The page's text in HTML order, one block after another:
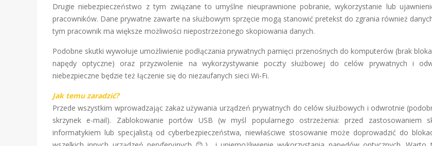
Drugie niebezpieczeństwo z tym związane to umyślne nieuprawnione pobranie, wykorzystanie lub
pracowników. Dane prywatne zawarte na służbowym sprzęcie mogą stanowić pretekst do zgrania również
tym pracownik ma większe możliwości niepostrzeżonego skopiowania danych.
Podobne skutki wywołuje umożliwienie podłączania prywatnych pamięci przenośnych do komputerów (brak
napędy optyczne) oraz przyzwolenie na wykorzystywanie poczty służbowej do celów prywatnych i
niebezpieczne będzie też łączenie się do niezaufanych sieci Wi-Fi.
Jak temu zaradzić?
Przede wszystkim wprowadzając zakaz używania urządzeń prywatnych do celów służbowych i odwrotnie
skrzynek e-mail). Zablokowanie portów USB (w myśl popularnego ostrzeżenia: przed zastosowaniem
informatykiem lub specjalistą od cyberbezpieczeństwa, niewłaściwe stosowanie może doprowadzić do